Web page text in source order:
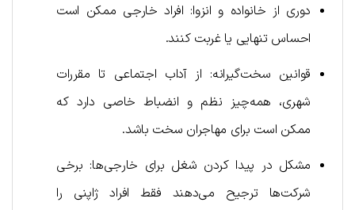
دوری از خانواده و انزوا: افراد خارجی ممکن است
احساس تنهایی یا غربت کنند.
قوانین سخت‌گیرانه: از آداب اجتماعی تا مقررات
شهری، همه‌چیز نظم و انضباط خاصی دارد که
ممکن است برای مهاجران سخت باشد.
مشکل در پیدا کردن شغل برای خارجی‌ها: برخی
شرکت‌ها ترجیح می‌دهند فقط افراد ژاپنی را